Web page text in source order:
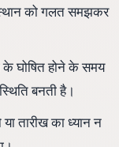
को गलत समझकर
घोषित होने के समय
बनती है।
तारीख का ध्यान न